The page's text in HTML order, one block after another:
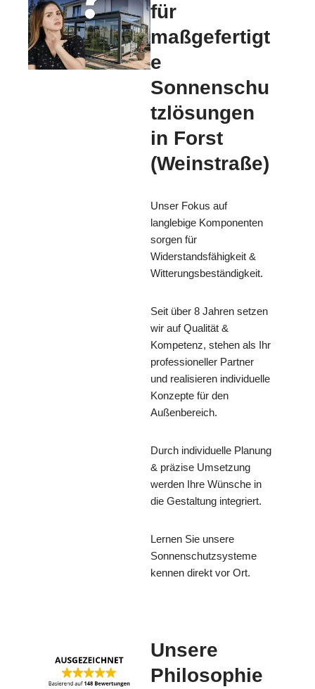
für
maßgefertigt
e
Sonnenschu
tzlösungen
in Forst
(Weinstraße)
Unser Fokus auf
langlebige Komponenten
sorgen für
Widerstandsfähigkeit &
Witterungsbeständigkeit.
Seit über 8 Jahren setzen
wir auf Qualität &
Kompetenz, stehen als Ihr
professioneller Partner
und realisieren individuelle
Konzepte für den
Außenbereich.
Durch individuelle Planung
& präzise Umsetzung
werden Ihre Wünsche in
die Gestaltung integriert.
Lernen Sie unsere
Sonnenschutzsysteme
kennen direkt vor Ort.
Unsere
Philosophie